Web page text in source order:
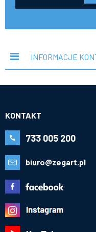
INFORMACJE
KONTAKT
733 005 200
biuro@zegart.pl